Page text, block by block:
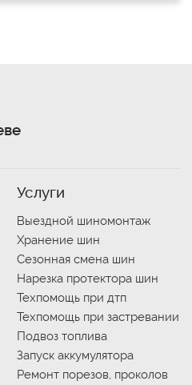
Услуги
Выездной шиномонтаж
Хранение шин
Сезонная смена шин
Нарезка протектора шин
Техпомощь при дтп
Техпомощь при застревании
Подвоз топлива
Запуск аккумулятора
Ремонт порезов, проколов